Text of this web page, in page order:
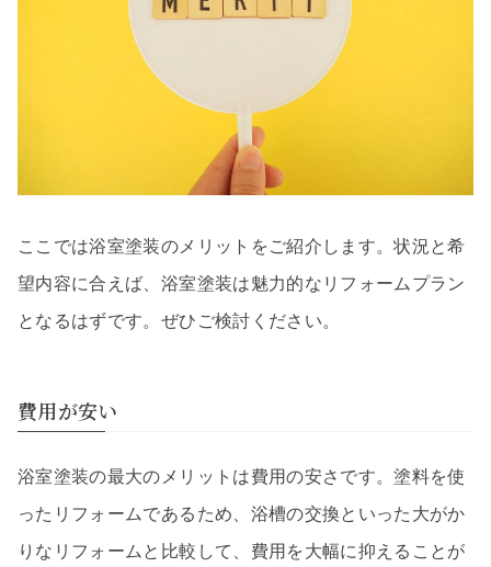
ここでは浴室塗装のメリットをご紹介します。状況と希
望内容に合えば、浴室塗装は魅力的なリフォームプラン
となるはずです。ぜひご検討ください。
費用が安い
浴室塗装の最大のメリットは費用の安さです。塗料を使
ったリフォームであるため、浴槽の交換といった大がか
りなリフォームと比較して、費用を大幅に抑えることが